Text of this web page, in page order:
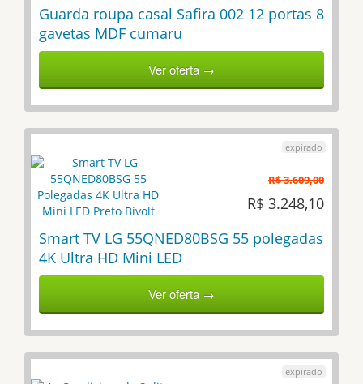
Guarda roupa casal Safira 002 12 portas 8
gavetas MDF cumaru
Ver oferta →
R$ 3.609,00
R$ 3.248,10
Smart TV LG 55QNED80BSG 55 polegadas
4K Ultra HD Mini LED
Ver oferta →